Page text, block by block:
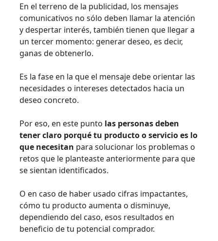
En el terreno de la publicidad, los mensajes
comunicativos no sólo deben llamar la atención
y despertar interés, también tienen que llegar a
un tercer momento: generar deseo, es decir,
ganas de obtenerlo.
Es la fase en la que el mensaje debe orientar las
necesidades o intereses detectados hacia un
deseo concreto.
Por eso, en este punto las personas deben
tener claro porqué tu producto o servicio es lo
que necesitan para solucionar los problemas o
retos que le planteaste anteriormente para que
se sientan identificados.
O en caso de haber usado cifras impactantes,
cómo tu producto aumenta o disminuye,
dependiendo del caso, esos resultados en
beneficio de tu potencial comprador.